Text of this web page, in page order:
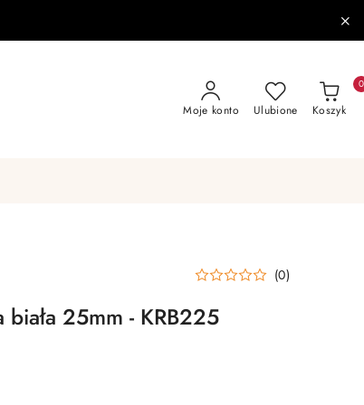
Moje konto Ulubione Koszyk
0
(0)
biała 25mm - KRB225